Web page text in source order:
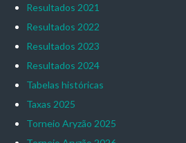
Resultados 2021
Resultados 2022
Resultados 2023
Resultados 2024
Tabelas históricas
Taxas 2025
Torneio Aryzão 2025